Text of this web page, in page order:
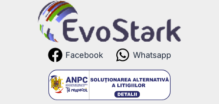
Facebook Whatsapp